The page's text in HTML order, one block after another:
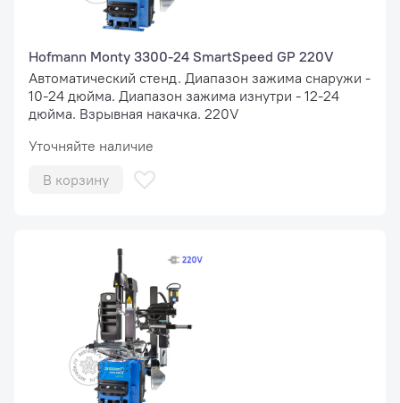
Hofmann Monty 3300-24 SmartSpeed GP 220V
Автоматический стенд. Диапазон зажима снаружи -
10-24 дюйма. Диапазон зажима изнутри - 12-24
дюйма. Взрывная накачка. 220V
Уточняйте наличие
В корзину